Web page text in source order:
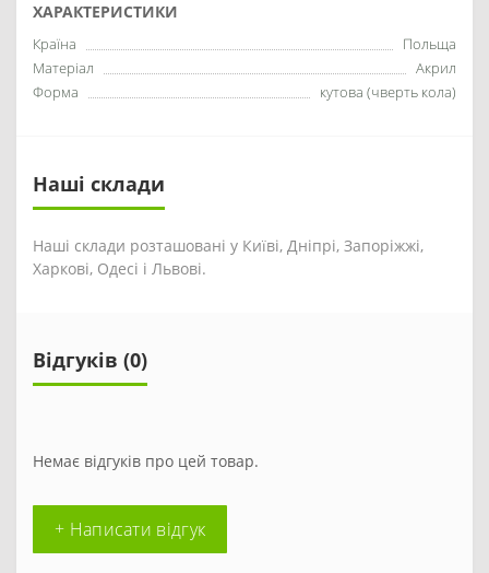
ХАРАКТЕРИСТИКИ
Країна
Польща
Матеріал
Акрил
Форма
кутова (чверть кола)
Наші склади
Наші склади розташовані у Київі, Дніпрі, Запоріжжі,
Харкові, Одесі і Львові.
Відгуків (0)
Немає відгуків про цей товар.
+ Написати відгук